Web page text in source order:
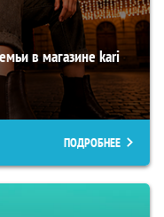
в магазине kari
ПОДРОБНЕЕ